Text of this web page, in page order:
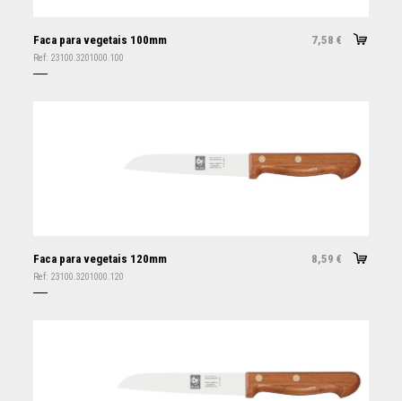
Faca para vegetais 100mm 7,58 €
Ref: 23100.3201000.100
Faca para vegetais 120mm 8,59 €
Ref: 23100.3201000.120